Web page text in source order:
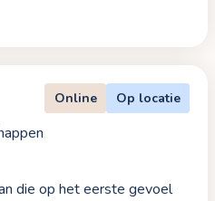
Online Op locatie
die op het eerste gevoel